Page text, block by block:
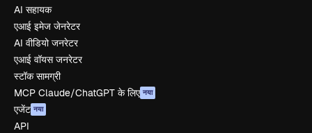
AI सहायक
एआई इमेज जेनरेटर
AI वीडियो जनरेटर
एआई वॉयस जनरेटर
स्टॉक सामग्री
MCP Claude/ChatGPT के लिए नया
एजेंट नया
API